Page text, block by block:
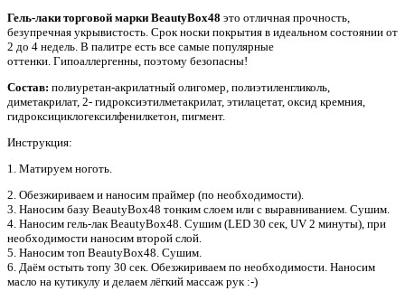
Гель-лаки торговой марки BeautyBox48 это отличная прочность,
безупречная укрывистость. Срок носки покрытия в идеальном состоянии от
2 до 4 недель. В палитре есть все самые популярные
оттенки. Гипоаллергенны, поэтому безопасны!
Состав: полиуретан-акрилатный олигомер, полиэтиленгликоль,
диметакрилат, 2- гидроксиэтилметакрилат, этилацетат, оксид кремния,
гидроксициклогексилфенилкетон, пигмент.
Инструкция:
1. Матируем ноготь.
2. Обезжириваем и наносим праймер (по необходимости).
3. Наносим базу BeautyBox48 тонким слоем или с выравниванием. Сушим.
4. Наносим гель-лак BeautyBox48. Сушим (LED 30 сек, UV 2 минуты), при
необходимости наносим второй слой.
5. Наносим топ BeautyBox48. Сушим.
6. Даём остыть топу 30 сек. Обезжириваем по необходимости. Наносим
масло на кутикулу и делаем лёгкий массаж рук :-)